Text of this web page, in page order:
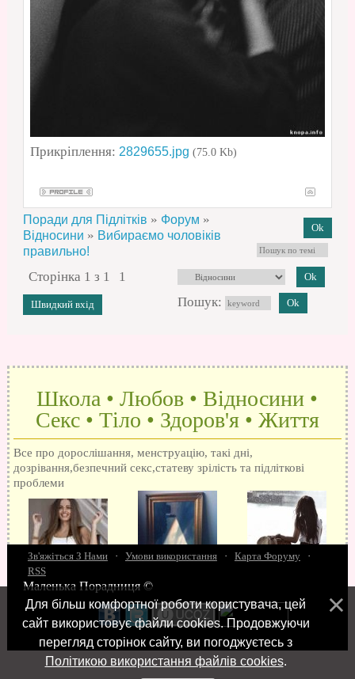
Прикріплення: 2829655.jpg (75.0 Kb)
Поради для Підлітків » Форум »
Відносини » Вибираємо чоловіків
правильно!
Сторінка 1 з 1
1
Пошук:
Школа • Любов • Відносини •
Секс • Тіло • Здоров'я • Життя
Все про дорослішання, менструацію, такі дні,
дозрівання,безпечний секс,статеву зрілість та підліткові
проблеми
15 запитань про секс Як досягти оргазм
поцілунки Позбуваємось синців завагітніти після першого разу Хлопець хоче сексу
робити мінєт"Люблю" і "кохаю" різниця Про перший секс Займатися сексом
Зв'яжіться З Нами · Умови використання · Карта Форуму
·
RSS
Маленька Порадниця ©
Для більш комфортної роботи користувача, цей
сайт використовує файли cookies. Продовжуючи
перегляд сторінок сайту, ви погоджуєтесь з
Політикою використання файлів cookies.